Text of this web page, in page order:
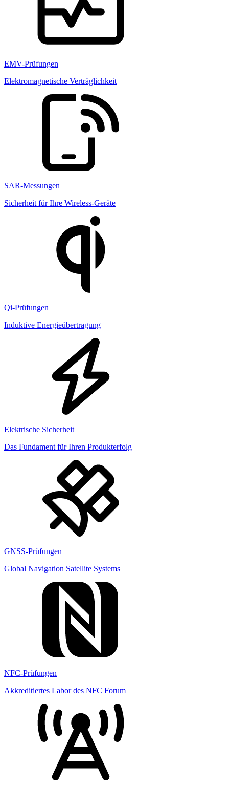
EMV-Prüfungen
Elektromagnetische Verträglichkeit
SAR-Messungen
Sicherheit für Ihre Wireless-Geräte
Qi-Prüfungen
Induktive Energieübertragung
Elektrische Sicherheit
Das Fundament für Ihren Produkterfolg
GNSS-Prüfungen
Global Navigation Satellite Systems
NFC-Prüfungen
Akkreditiertes Labor des NFC Forum